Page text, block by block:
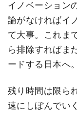
イノベーション
論がなければイ
て大事。これま
ら排除すればま
ードする日本へ。
残り時間は限ら
速にしぼんでい